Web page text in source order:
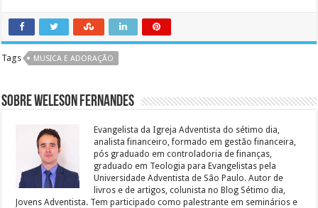
Tags MUSICA E ADORAÇÃO
Sobre Weleson Fernandes
Evangelista da Igreja Adventista do sétimo dia,
analista financeiro, formado em gestão financeira,
pós graduado em controladoria de finanças,
graduado em Teologia para Evangelistas pela
Universidade Adventista de São Paulo. Autor de
livros e de artigos, colunista no Blog Sétimo dia,
Jovens Adventista. Tem participado como palestrante em seminários e